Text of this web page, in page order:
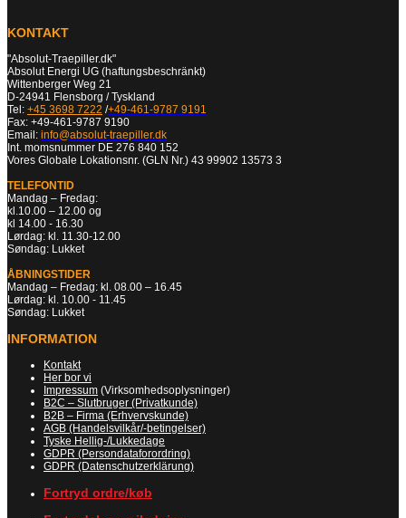
KONTAKT
"Absolut-Traepiller.dk"
Absolut Energi UG (haftungsbeschränkt)
Wittenberger Weg 21
D-24941 Flensborg / Tyskland
Tel: +45 3698 7222 /+49-461-9787 9191
Fax: +49-461-9787 9190
Email: info@absolut-traepiller.dk
Int. momsnummer DE 276 840 152
Vores Globale Lokationsnr. (GLN Nr.) 43 99902 13573 3
TELEFONTID
Mandag – Fredag:
kl.10.00 – 12.00 og
kl 14.00 - 16.30
Lørdag: kl. 11.30-12.00
Søndag: Lukket
ÅBNINGSTIDER
Mandag – Fredag: kl. 08.00 – 16.45
Lørdag: kl. 10.00 - 11.45
Søndag: Lukket
INFORMATION
Kontakt
Her bor vi
Impressum (Virksomhedsoplysninger)
B2C – Slutbruger (Privatkunde)
B2B – Firma (Erhvervskunde)
AGB (Handelsvilkår/-betingelser)
Tyske Hellig-/Lukkedage
GDPR (Persondataforordring)
GDPR (Datenschutzerklärung)
Fortryd ordre/køb